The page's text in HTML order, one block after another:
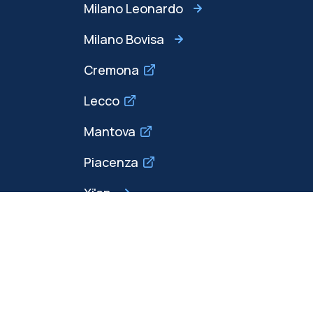
Milano Leonardo
Milano Bovisa
Cremona
Lecco
Mantova
Piacenza
Xi'an